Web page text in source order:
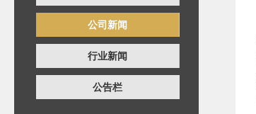
公司新闻
行业新闻
公告栏